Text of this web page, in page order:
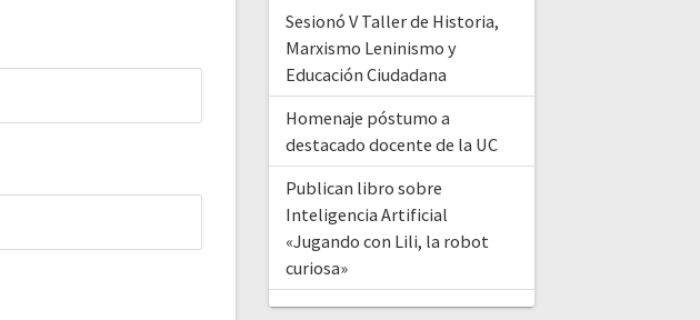
Sesionó V Taller de Historia,
Marxismo Leninismo y
Educación Ciudadana
Homenaje póstumo a
destacado docente de la UC
Publican libro sobre
Inteligencia Artificial
«Jugando con Lili, la robot
curiosa»